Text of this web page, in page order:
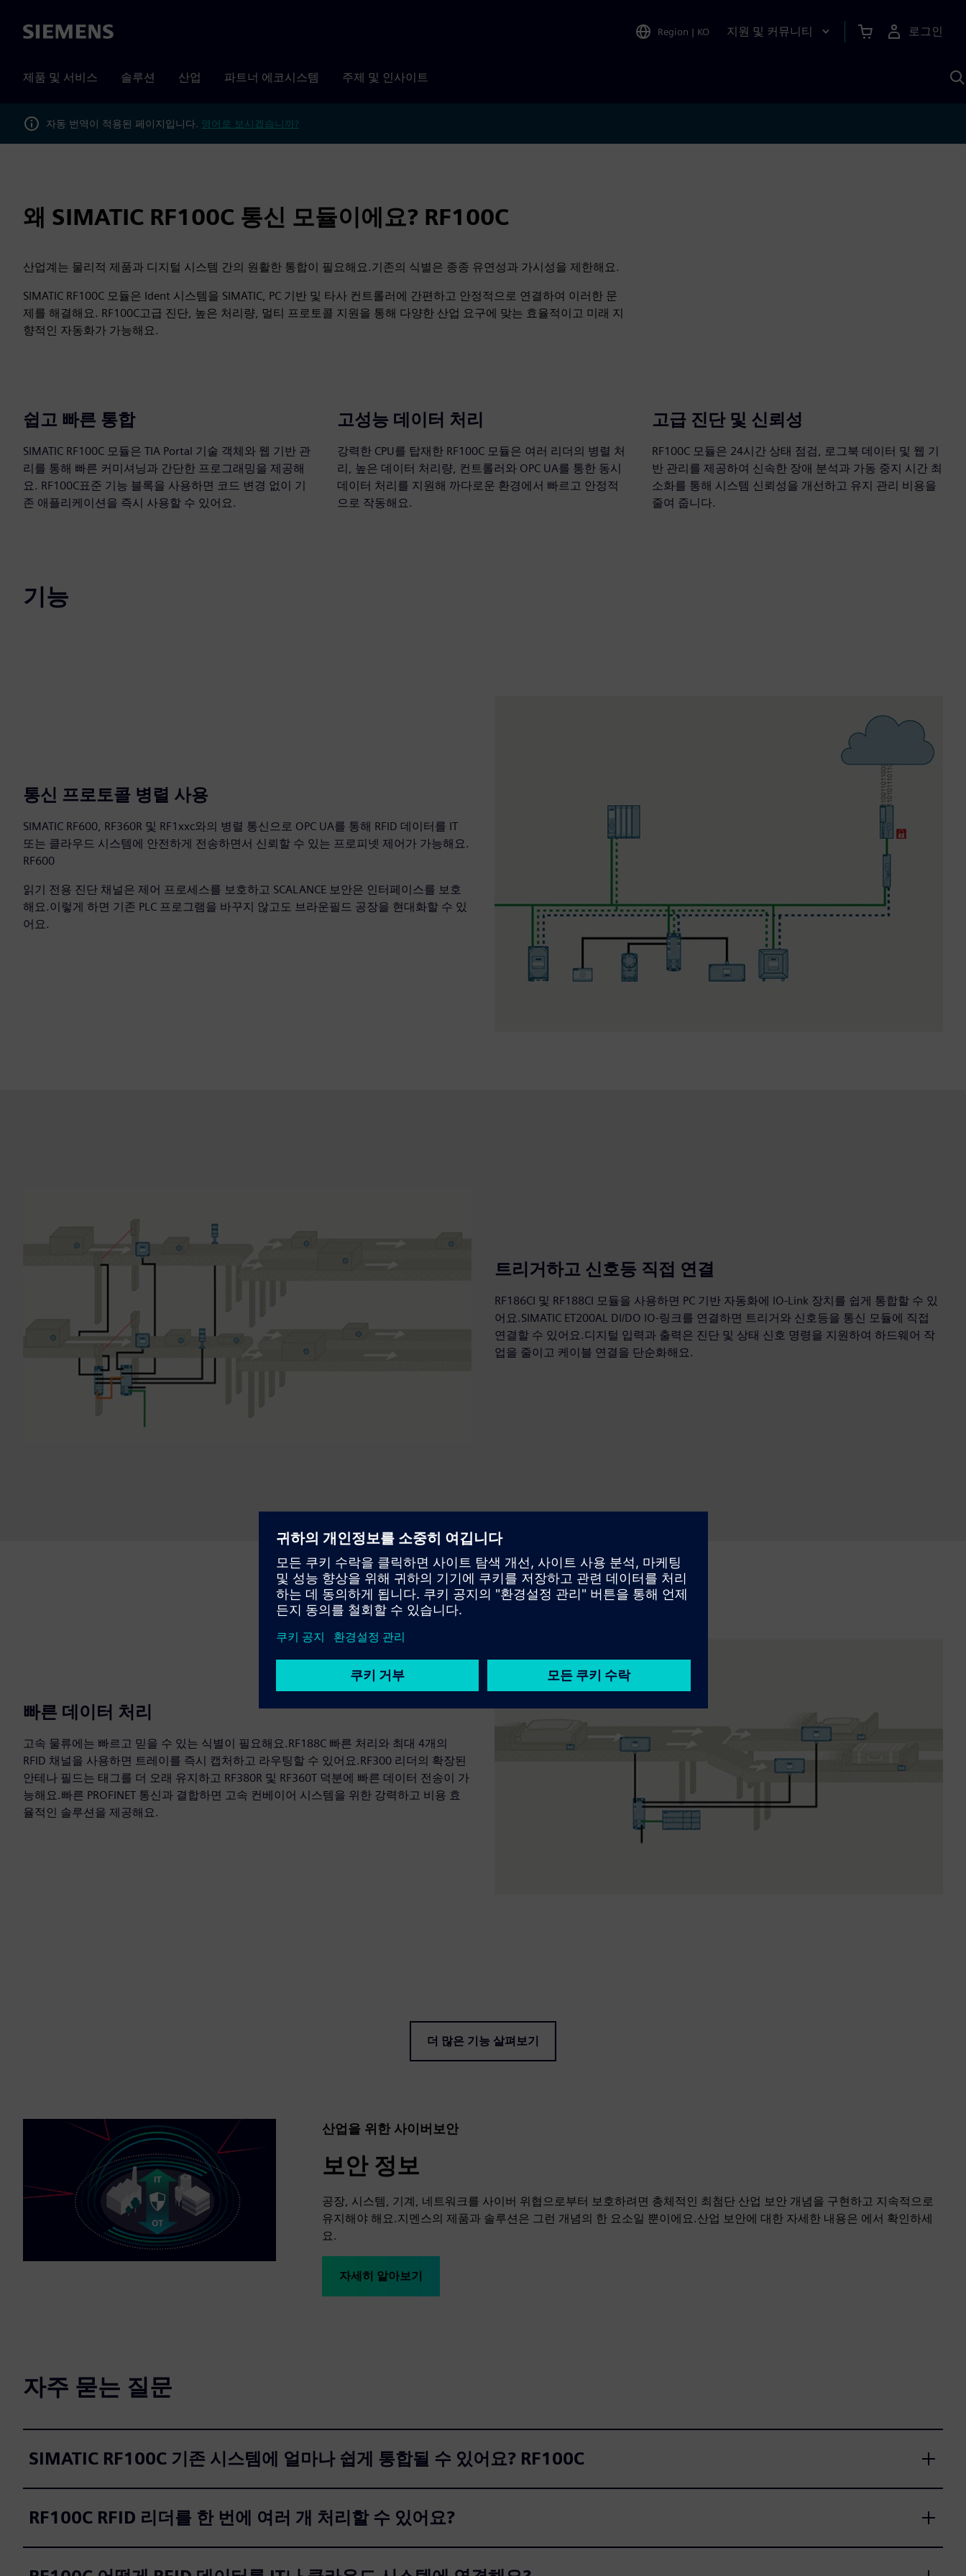
Siemens Region | KO 지원 및 커뮤니티 로그인
제품 및 서비스 솔루션 산업 파트너 에코시스템 주제 및 인사이트
자동 번역이 적용된 페이지입니다. 영어로 보시겠습니까?
왜 SIMATIC RF100C 통신 모듈이에요? RF100C
산업계는 물리적 제품과 디지털 시스템 간의 원활한 통합이 필요해요.기존의 식별은 종종 유연성과 가시성을 제한해요.
SIMATIC RF100C 모듈은 Ident 시스템을 SIMATIC, PC 기반 및 타사 컨트롤러에 간편하고 안정적으로 연결하여 이러한 문
제를 해결해요. RF100C고급 진단, 높은 처리량, 멀티 프로토콜 지원을 통해 다양한 산업 요구에 맞는 효율적이고 미래 지
향적인 자동화가 가능해요.
쉽고 빠른 통합
SIMATIC RF100C 모듈은 TIA Portal 기술 객체와 웹 기반 관
리를 통해 빠른 커미셔닝과 간단한 프로그래밍을 제공해
요. RF100C표준 기능 블록을 사용하면 코드 변경 없이 기
존 애플리케이션을 즉시 사용할 수 있어요.
고성능 데이터 처리
강력한 CPU를 탑재한 RF100C 모듈은 여러 리더의 병렬 처
리, 높은 데이터 처리량, 컨트롤러와 OPC UA를 통한 동시
데이터 처리를 지원해 까다로운 환경에서 빠르고 안정적
으로 작동해요.
고급 진단 및 신뢰성
RF100C 모듈은 24시간 상태 점검, 로그북 데이터 및 웹 기
반 관리를 제공하여 신속한 장애 분석과 가동 중지 시간 최
소화를 통해 시스템 신뢰성을 개선하고 유지 관리 비용을
줄여 줍니다.
기능
통신 프로토콜 병렬 사용
SIMATIC RF600, RF360R 및 RF1xxc와의 병렬 통신으로 OPC UA를 통해 RFID 데이터를 IT
또는 클라우드 시스템에 안전하게 전송하면서 신뢰할 수 있는 프로피넷 제어가 가능해요.
RF600
읽기 전용 진단 채널은 제어 프로세스를 보호하고 SCALANCE 보안은 인터페이스를 보호
해요.이렇게 하면 기존 PLC 프로그램을 바꾸지 않고도 브라운필드 공장을 현대화할 수 있
어요.
트리거하고 신호등 직접 연결
RF186CI 및 RF188CI 모듈을 사용하면 PC 기반 자동화에 IO-Link 장치를 쉽게 통합할 수 있
어요.SIMATIC ET200AL DI/DO IO-링크를 연결하면 트리거와 신호등을 통신 모듈에 직접
연결할 수 있어요.디지털 입력과 출력은 진단 및 상태 신호 명령을 지원하여 하드웨어 작
업을 줄이고 케이블 연결을 단순화해요.
빠른 데이터 처리
고속 물류에는 빠르고 믿을 수 있는 식별이 필요해요.RF188C 빠른 처리와 최대 4개의
RFID 채널을 사용하면 트레이를 즉시 캡처하고 라우팅할 수 있어요.RF300 리더의 확장된
안테나 필드는 태그를 더 오래 유지하고 RF380R 및 RF360T 덕분에 빠른 데이터 전송이 가
능해요.빠른 PROFINET 통신과 결합하면 고속 컨베이어 시스템을 위한 강력하고 비용 효
율적인 솔루션을 제공해요.
더 많은 기능 살펴보기
산업을 위한 사이버보안
보안 정보
공장, 시스템, 기계, 네트워크를 사이버 위협으로부터 보호하려면 총체적인 최첨단 산업 보안 개념을 구현하고 지속적으로
유지해야 해요.지멘스의 제품과 솔루션은 그런 개념의 한 요소일 뿐이에요.산업 보안에 대한 자세한 내용은 에서 확인하세
요.
자세히 알아보기
자주 묻는 질문
SIMATIC RF100C 기존 시스템에 얼마나 쉽게 통합될 수 있어요? RF100C
RF100C RFID 리더를 한 번에 여러 개 처리할 수 있어요?